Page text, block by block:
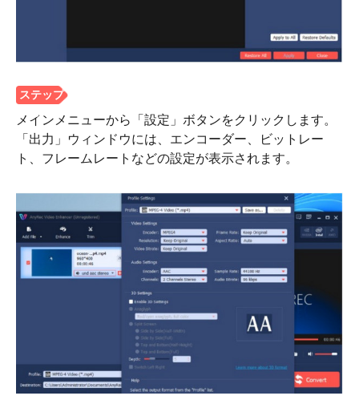
メインメニューから「設定」ボタンをクリックします。
「出力」ウィンドウには、エンコーダー、ビットレー
ト、フレームレートなどの設定が表示されます。